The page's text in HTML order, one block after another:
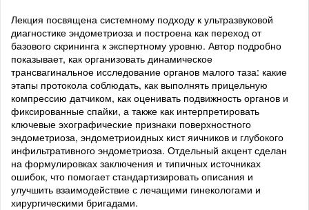
Лекция посвящена системному подходу к ультразвуковой
диагностике эндометриоза и построена как переход от
базового скрининга к экспертному уровню. Автор подробно
показывает, как организовать динамическое
трансвагинальное исследование органов малого таза: какие
этапы протокола соблюдать, как выполнять прицельную
компрессию датчиком, как оценивать подвижность органов и
фиксированные спайки, а также как интерпретировать
ключевые эхографические признаки поверхностного
эндометриоза, эндометриоидных кист яичников и глубокого
инфильтративного эндометриоза. Отдельный акцент сделан
на формулировках заключения и типичных источниках
ошибок, что помогает стандартизировать описания и
улучшить взаимодействие с лечащими гинекологами и
хирургическими бригадами.